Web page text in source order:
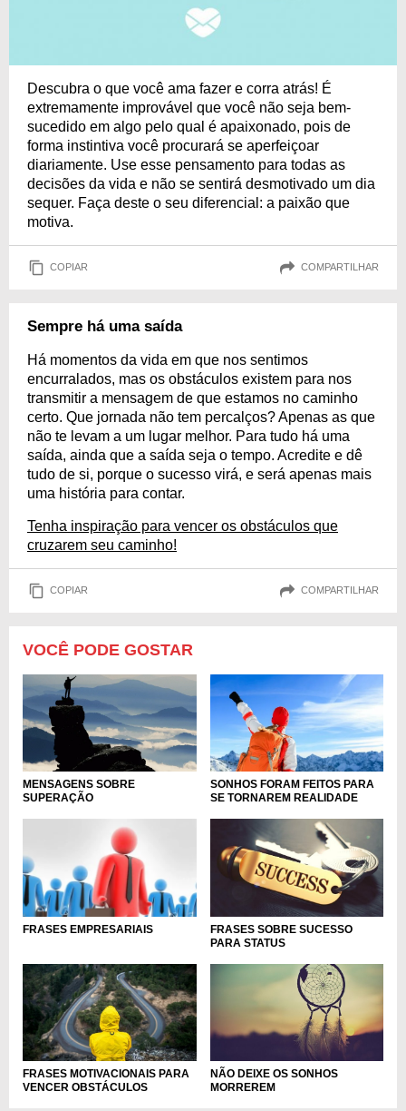
Descubra o que você ama fazer e corra atrás! É
extremamente improvável que você não seja bem-
sucedido em algo pelo qual é apaixonado, pois de
forma instintiva você procurará se aperfeiçoar
diariamente. Use esse pensamento para todas as
decisões da vida e não se sentirá desmotivado um dia
sequer. Faça deste o seu diferencial: a paixão que
motiva.
COPIAR COMPARTILHAR
Sempre há uma saída
Há momentos da vida em que nos sentimos
encurralados, mas os obstáculos existem para nos
transmitir a mensagem de que estamos no caminho
certo. Que jornada não tem percalços? Apenas as que
não te levam a um lugar melhor. Para tudo há uma
saída, ainda que a saída seja o tempo. Acredite e dê
tudo de si, porque o sucesso virá, e será apenas mais
uma história para contar.
Tenha inspiração para vencer os obstáculos que
cruzarem seu caminho!
COPIAR COMPARTILHAR
VOCÊ PODE GOSTAR
MENSAGENS SOBRE
SUPERAÇÃO
SONHOS FORAM FEITOS PARA
SE TORNAREM REALIDADE
FRASES EMPRESARIAIS
FRASES SOBRE SUCESSO
PARA STATUS
FRASES MOTIVACIONAIS PARA
VENCER OBSTÁCULOS
NÃO DEIXE OS SONHOS
MORREREM